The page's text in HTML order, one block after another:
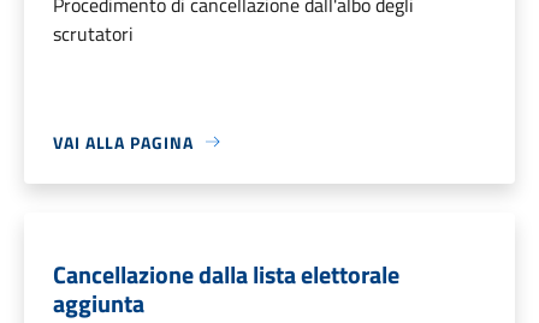
scrutatori
VAI ALLA PAGINA
Cancellazione dalla lista elettorale
aggiunta